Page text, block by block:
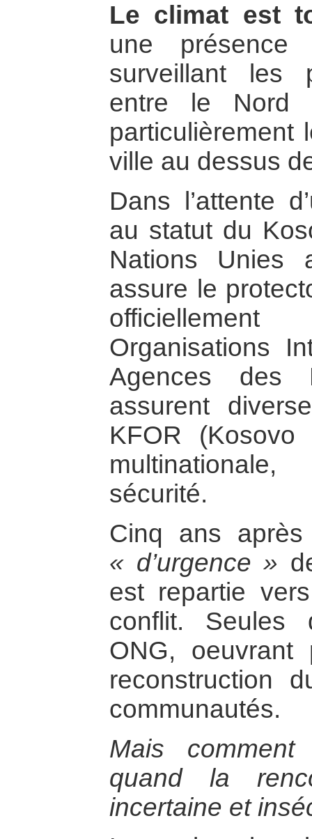
Le climat est
une présence
surveillant les
entre le
particulièrement
ville au dessus
Dans l’attente
au statut du
Nations Unies
assure le
Organisations
Agences des
assurent
KFOR
sécurité.
Cinq ans
« d’urgence »
est repartie
conflit. Seules
ONG,
reconstruction
communautés.
Mais
quand la
incertaine et